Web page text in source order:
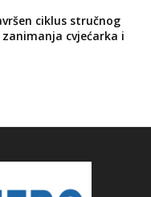
ciklus stručnog
cvjećarka i